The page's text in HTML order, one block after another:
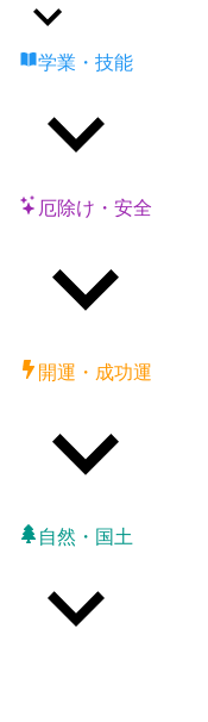
学業・技能
厄除け・安全
開運・成功運
自然・国土